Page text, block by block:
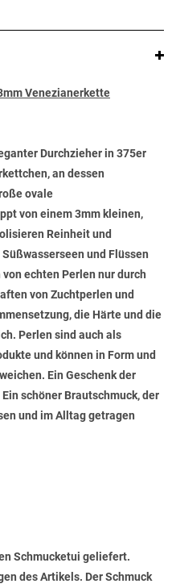
Venezianerkette
Durchzieher in 375er
an dessen
ovale
von einem 3mm kleinen,
Reinheit und
und Flüssen
echten Perlen nur durch
von Zuchtperlen und
die Härte und die
Perlen sind auch als
und können in Form und
Ein Geschenk der
schöner Brautschmuck, der
und im Alltag getragen
Schmucketui geliefert.
des Artikels. Der Schmuck